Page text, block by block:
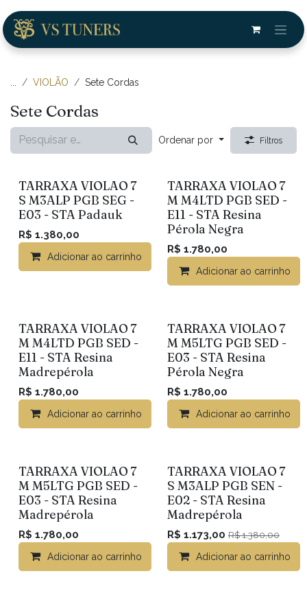
Anterior Next
VIOLÃO Sete Cordas
Sete Cordas
Ordenar por Filtros
TARRAXA VIOLAO 7
S M3ALP PGB SEG -
E03 - STA Padauk
R$ 1.380,00
Adicionar ao carrinho Comparar
TARRAXA VIOLAO 7
M M4LTD PGB SED -
E11 - STA Resina
Pérola Negra
R$ 1.780,00
Adicionar ao carrinho
TARRAXA VIOLAO 7
M M4LTD PGB SED -
E11 - STA Resina
Madrepérola
R$ 1.780,00
Adicionar ao carrinho
TARRAXA VIOLAO 7
M M5LTG PGB SED -
E03 - STA Resina
Pérola Negra
R$ 1.780,00
Adicionar ao carrinho
TARRAXA VIOLAO 7
M M5LTG PGB SED -
E03 - STA Resina
Madrepérola
R$ 1.780,00
Adicionar ao carrinho Comparar
TARRAXA VIOLAO 7
S M3ALP PGB SEN -
E02 - STA Resina
Madrepérola
R$ 1.173,00 R$1.380,00
Adicionar ao carrinho